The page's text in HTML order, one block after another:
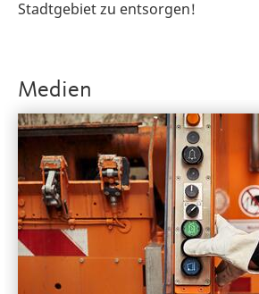
Stadtgebiet zu entsorgen!
Medien